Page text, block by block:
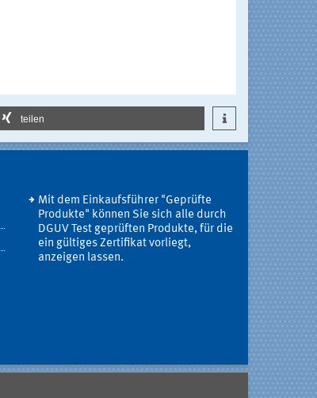
teilen
Mit dem Einkaufsführer "Geprüfte
Produkte" können Sie sich alle durch
DGUV Test geprüften Produkte, für die
ein gültiges Zertifikat vorliegt,
anzeigen lassen.